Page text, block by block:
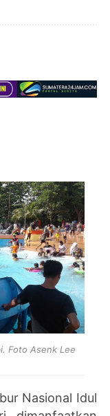
Foto Asenk Lee
Nasional Idul